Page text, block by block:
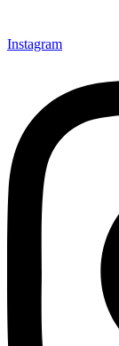
Instagram